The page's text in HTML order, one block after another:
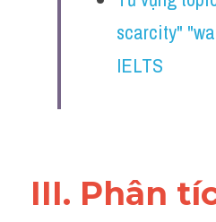
scarcity"
IELTS
III. Phân